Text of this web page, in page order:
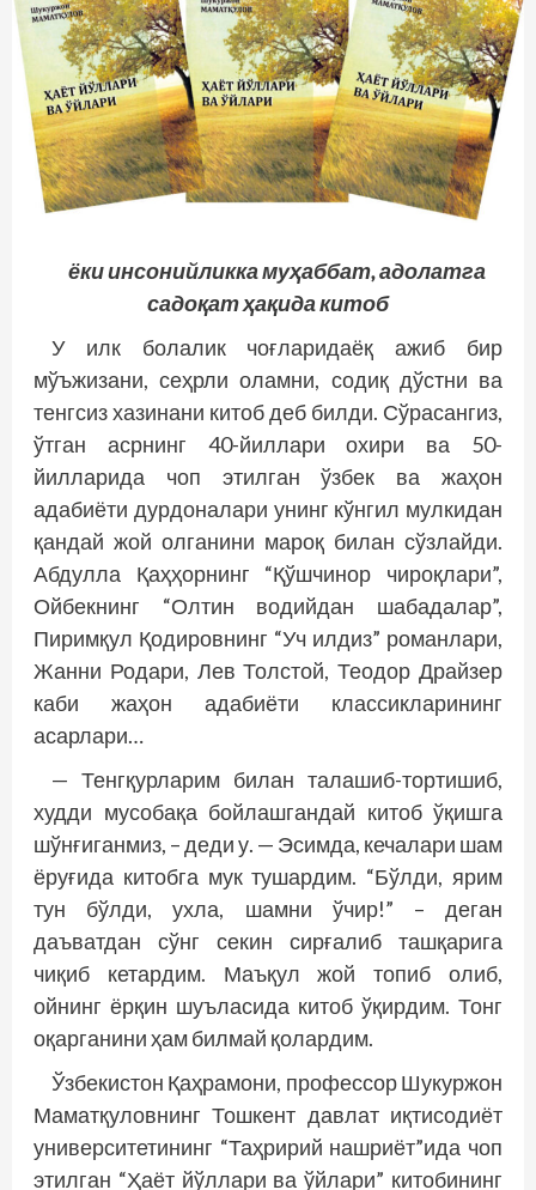
ёки инсонийликка муҳаббат, адолатга
садоқат ҳақида китоб
У илк болалик чоғларидаёқ ажиб бир
мўъжизани, сеҳрли оламни, содиқ дўстни ва
тенгсиз хазинани китоб деб билди. Сўрасангиз,
ўтган асрнинг 40-йиллари охири ва 50-
йилларида чоп этилган ўзбек ва жаҳон
адабиёти дурдоналари унинг кўнгил мулкидан
қандай жой олганини мароқ билан сўзлайди.
Абдулла Қаҳҳорнинг “Қўшчинор чироқлари”,
Ойбекнинг “Олтин водийдан шабадалар”,
Пиримқул Қодировнинг “Уч илдиз” романлари,
Жанни Родари, Лев Толстой, Теодор Драйзер
каби жаҳон адабиёти классикларининг
асарлари…
— Тенгқурларим билан талашиб-тортишиб,
худди мусобақа бойлашгандай китоб ўқишга
шўнғиганмиз, – деди у. — Эсимда, кечалари шам
ёруғида китобга мук тушардим. “Бўлди, ярим
тун бўлди, ухла, шамни ўчир!” – деган
даъватдан сўнг секин сирғалиб ташқарига
чиқиб кетардим. Маъқул жой топиб олиб,
ойнинг ёрқин шуъласида китоб ўқирдим. Тонг
оқарганини ҳам билмай қолардим.
Ўзбекистон Қаҳрамони, профессор Шукуржон
Маматқуловнинг Тошкент давлат иқтисодиёт
университетининг “Таҳририй нашриёт”ида чоп
этилган “Ҳаёт йўллари ва ўйлари” китобининг